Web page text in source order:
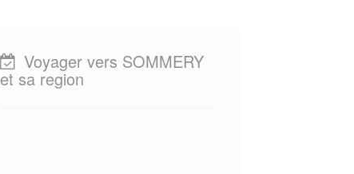
Voyager vers SOMMERY
et sa region